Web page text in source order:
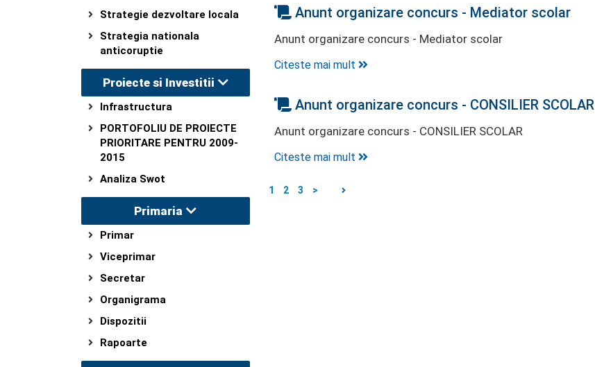
Strategie dezvoltare locala
Strategia nationala
anticoruptie
Proiecte si Investitii
Infrastructura
PORTOFOLIU DE PROIECTE
PRIORITARE PENTRU 2009-
2015
Analiza Swot
Primaria
Primar
Viceprimar
Secretar
Organigrama
Dispozitii
Rapoarte
Anunt organizare concurs - Mediator scolar
Anunt organizare concurs - Mediator scolar
Citeste mai mult
Anunt organizare concurs - CONSILIER SCOLAR
Anunt organizare concurs - CONSILIER SCOLAR
Citeste mai mult
1 2 3 > 